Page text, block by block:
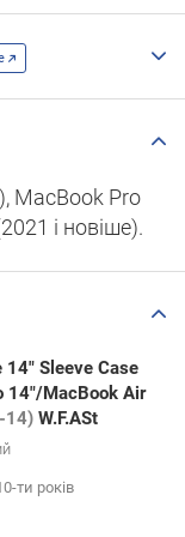
MacBook Pro
і новіше).
14" Sleeve Case
14"/MacBook Air
14) W.F.ASt
ти років